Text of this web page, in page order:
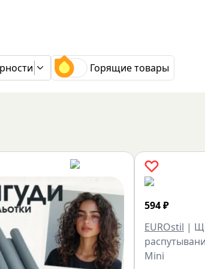
Горящие товары
594₽
EUROstil |
Mini